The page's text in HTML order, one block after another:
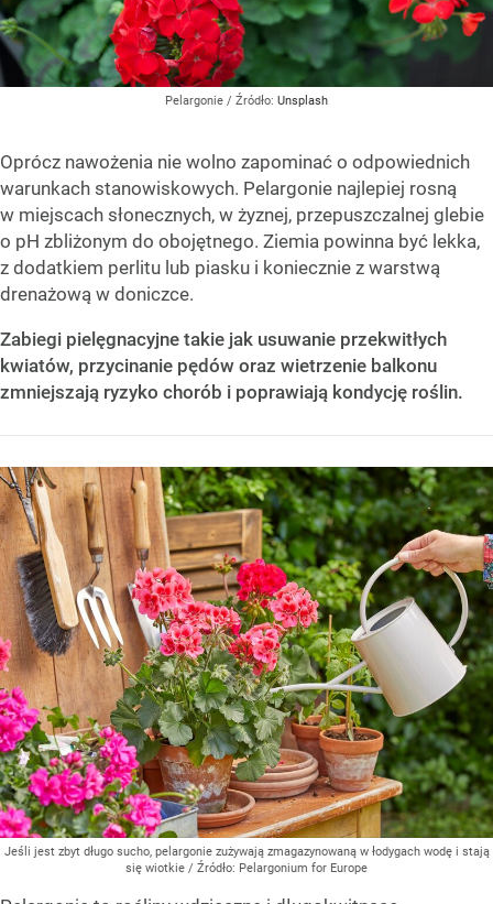
Pelargonie / Źródło: Unsplash
Oprócz nawożenia nie wolno zapominać o odpowiednich
warunkach stanowiskowych. Pelargonie najlepiej rosną
w miejscach słonecznych, w żyznej, przepuszczalnej glebie
o pH zbliżonym do obojętnego. Ziemia powinna być lekka,
z dodatkiem perlitu lub piasku i koniecznie z warstwą
drenażową w doniczce.
Zabiegi pielęgnacyjne takie jak usuwanie przekwitłych
kwiatów, przycinanie pędów oraz wietrzenie balkonu
zmniejszają ryzyko chorób i poprawiają kondycję roślin.
Jeśli jest zbyt długo sucho, pelargonie zużywają zmagazynowaną w łodygach wodę i stają
się wiotkie / Źródło: Pelargonium for Europe